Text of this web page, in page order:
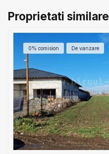
Proprietati similare
0% comision De vanzare